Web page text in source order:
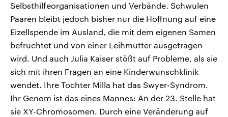
Selbsthilfeorganisationen und Verbände. Schwulen
Paaren bleibt jedoch bisher nur die Hoffnung auf eine
Eizellspende im Ausland, die mit dem eigenen Samen
befruchtet und von einer Leihmutter ausgetragen
wird. Und auch Julia Kaiser stößt auf Probleme, als sie
sich mit ihren Fragen an eine Kinderwunschklinik
wendet. Ihre Tochter Milla hat das Swyer-Syndrom.
Ihr Genom ist das eines Mannes: An der 23. Stelle hat
sie XY-Chromosomen. Durch eine Veränderung auf